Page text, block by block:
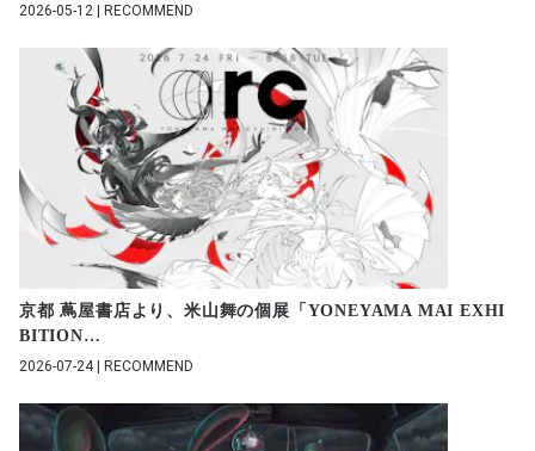
2026-05-12 | RECOMMEND
京都 蔦屋書店より、米山舞の個展「YONEYAMA MAI EXHI
BITION…
2026-07-24 | RECOMMEND